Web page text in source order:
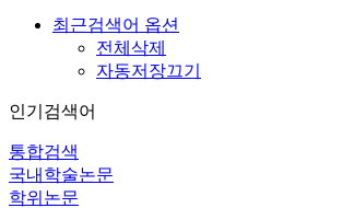
최근검색어 옵션
전체삭제
자동저장끄기
인기검색어
통합검색
국내학술논문
학위논문